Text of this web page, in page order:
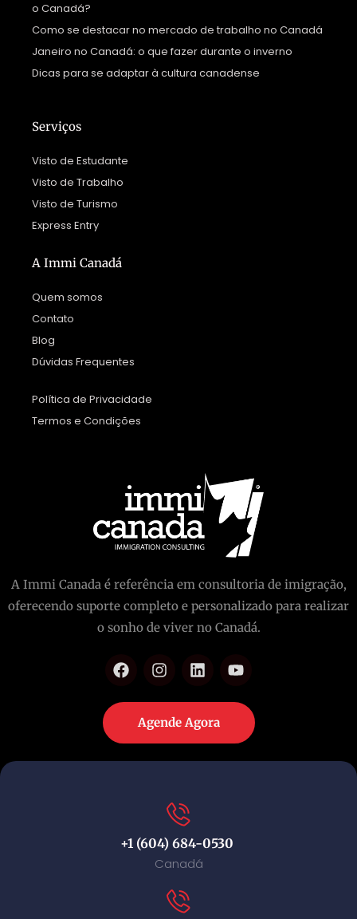
o Canadá?
Como se destacar no mercado de trabalho no Canadá
Janeiro no Canadá: o que fazer durante o inverno
Dicas para se adaptar à cultura canadense
Serviços
Visto de Estudante
Visto de Trabalho
Visto de Turismo
Express Entry
A Immi Canadá
Quem somos
Contato
Blog
Dúvidas Frequentes
Política de Privacidade
Termos e Condições
A Immi Canada é referência em consultoria de imigração,
oferecendo suporte completo e personalizado para realizar
o sonho de viver no Canadá.
Agende Agora
+1 (604) 684-0530
Canadá